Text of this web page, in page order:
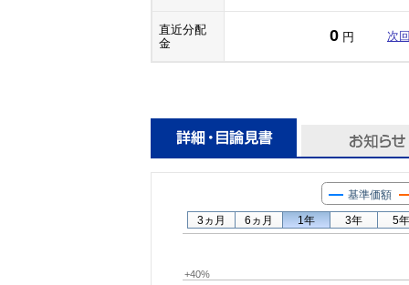
直近分配
金
0 円 次
基準価額
+40%
3ヵ月 6ヵ月 1年 3年 5年